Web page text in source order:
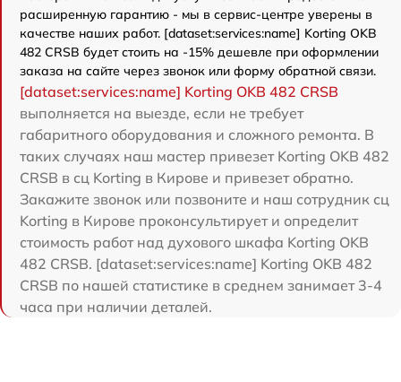
расширенную гарантию - мы в сервис-центре уверены в
качестве наших работ. [dataset:services:name] Korting OKB
482 CRSB будет стоить на -15% дешевле при оформлении
заказа на сайте через звонок или форму обратной связи.
[dataset:services:name] Korting OKB 482 CRSB
выполняется на выезде, если не требует
габаритного оборудования и сложного ремонта. В
таких случаях наш мастер привезет Korting OKB 482
CRSB в сц Korting в Кирове и привезет обратно.
Закажите звонок или позвоните и наш сотрудник сц
Korting в Кирове проконсультирует и определит
стоимость работ над духового шкафа Korting OKB
482 CRSB. [dataset:services:name] Korting OKB 482
CRSB по нашей статистике в среднем занимает 3-4
часа при наличии деталей.